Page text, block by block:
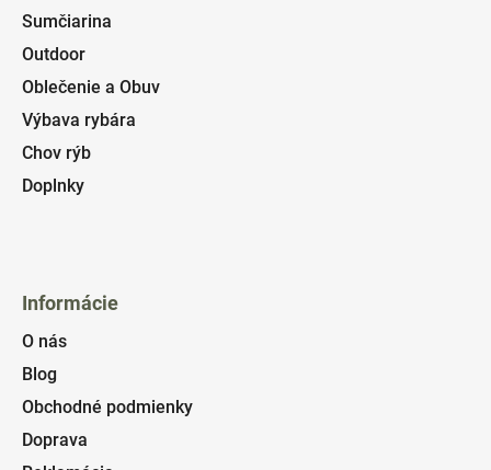
Sumčiarina
Outdoor
Oblečenie a Obuv
Výbava rybára
Chov rýb
Doplnky
Informácie
O nás
Blog
Obchodné podmienky
Doprava